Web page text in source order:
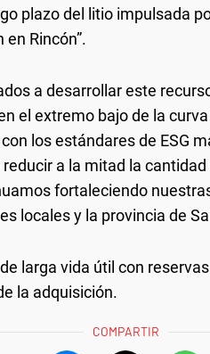
plazo del litio impulsada
Rincón”.
a desarrollar este
el extremo bajo de la
los estándares de ESG
a la mitad la
fortaleciendo
locales y la provincia de
larga vida útil con
la adquisición.
COMPARTIR